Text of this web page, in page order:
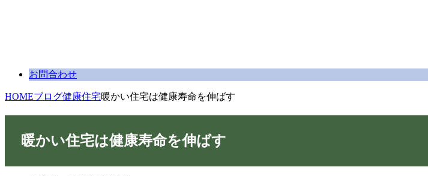
お問合わせ
HOMEブログ健康住宅暖かい住宅は健康寿命を伸ばす
暖かい住宅は健康寿命を伸ばす